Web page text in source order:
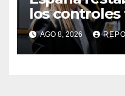
los
Italia tras el
a retirar las
AGO 8, 2026